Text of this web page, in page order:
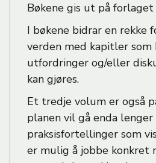
Bøkene gis ut på
I bøkene bidrar en rekke
verden med kapitler som
utfordringer og/eller
kan gjøres.
Et tredje volum er også
planen vil gå enda
praksisfortellinger som
er mulig å jobbe konkret